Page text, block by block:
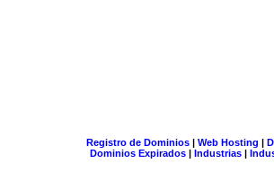
Registro de Dominios| Web Hosting |
Dominios Expirados | Industrias |